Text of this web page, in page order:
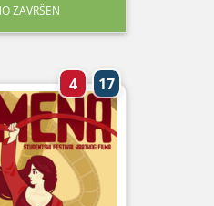
ZAVRŠEN
4 17